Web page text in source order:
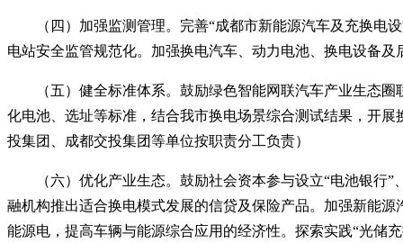
（四）加强监测管理。完善“成都市新能源汽车及充换电
电站安全监管规范化。加强换电汽车、动力电池、换电设备
（五）健全标准体系。鼓励绿色智能网联汽车产业生态圈
化电池、选址等标准，结合我市换电场景综合测试结果，开
投集团、成都交投集团等单位按职责分工负责）
（六）优化产业生态。鼓励社会资本参与设立“电池银行”
融机构推出适合换电模式发展的信贷及保险产品。加强新能源
能源电，提高车辆与能源综合应用的经济性。探索实践“光储